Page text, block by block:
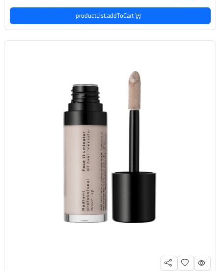
productList.addToCart